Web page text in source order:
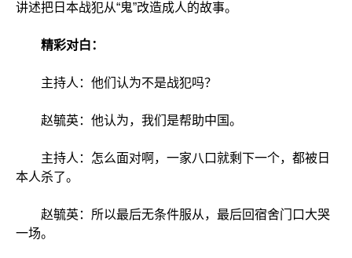
讲述把日本战犯从“鬼”改造成人的故事。
精彩对白：
主持人：他们认为不是战犯吗？
赵毓英：他认为，我们是帮助中国。
主持人：怎么面对啊，一家八口就剩下一个，都被日
本人杀了。
赵毓英：所以最后无条件服从，最后回宿舍门口大哭
一场。